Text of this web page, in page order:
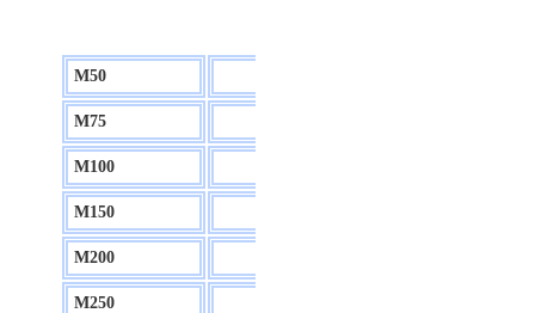
М50
М75
М100
М150
М200
М250